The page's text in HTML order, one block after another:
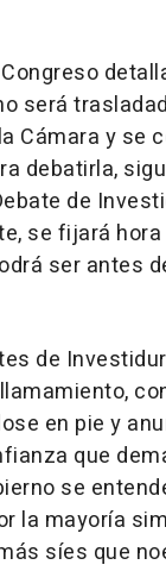
será
Cámara y se
debatirla,
de
se fijará
ser antes
de
en pie y
que
se
la mayoría
síes que